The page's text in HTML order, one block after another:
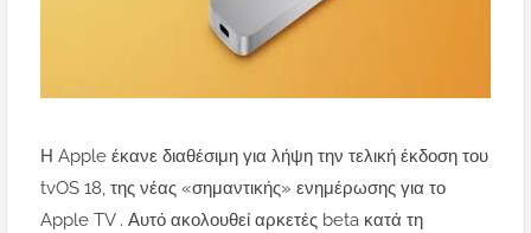
Η Apple έκανε διαθέσιμη για λήψη την τελική έκδοση του
tvOS 18, της νέας «σημαντικής» ενημέρωσης για το
Apple TV . Αυτό ακολουθεί αρκετές beta κατά τη